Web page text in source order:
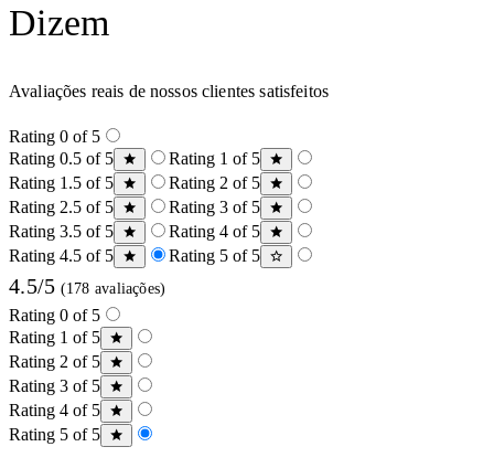
Dizem
Avaliações reais de nossos clientes satisfeitos
Rating 0 of 5
Rating 0.5 of 5
Rating 1 of 5
Rating 1.5 of 5
Rating 2 of 5
Rating 2.5 of 5
Rating 3 of 5
Rating 3.5 of 5
Rating 4 of 5
Rating 4.5 of 5
Rating 5 of 5
4.5/5 (178 avaliações)
Rating 0 of 5
Rating 1 of 5
Rating 2 of 5
Rating 3 of 5
Rating 4 of 5
Rating 5 of 5